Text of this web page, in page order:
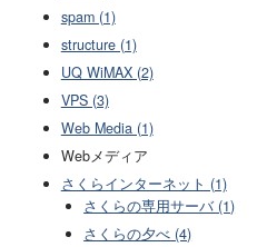
spam (1)
structure (1)
UQ WiMAX (2)
VPS (3)
Web Media (1)
Webメディア
さくらインターネット (1)
さくらの専用サーバ (1)
さくらの夕べ (4)